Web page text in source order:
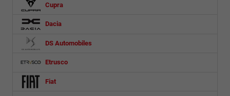
Cupra
Dacia
DS Automobiles
Etrusco
Fiat